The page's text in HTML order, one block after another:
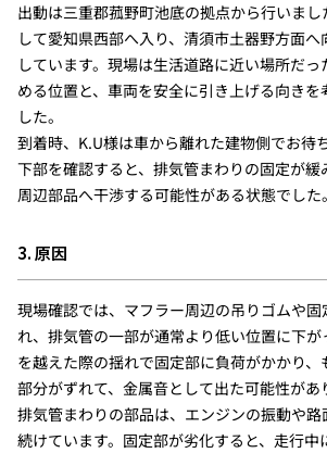
出動は三重郡菰野町池底の拠点から行いま
して愛知県西部へ入り、清須市土器野方面
しています。現場は生活道路に近い場所だ
める位置と、車両を安全に引き上げる向きを
した。
到着時、K.U様は車から離れた建物側でお待
下部を確認すると、排気管まわりの固定が緩
周辺部品へ干渉する可能性がある状態でした。
3. 原因
現場確認では、マフラー周辺の吊りゴムや固
れ、排気管の一部が通常より低い位置に下
を越えた際の揺れで固定部に負荷がかかり、
部分がずれて、金属音として出た可能性があ
排気管まわりの部品は、エンジンの振動や
続けています。固定部が劣化すると、走行中